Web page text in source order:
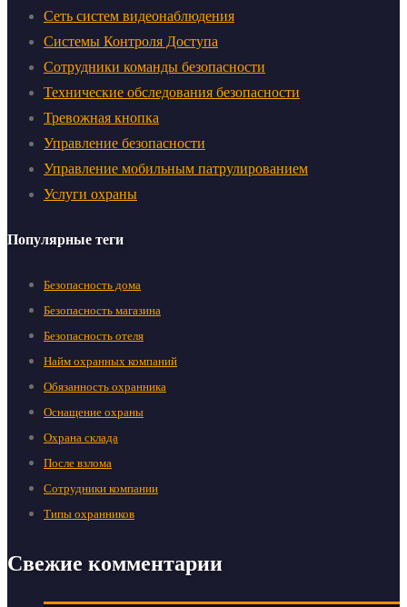
Сеть систем видеонаблюдения
Системы Контроля Доступа
Сотрудники команды безопасности
Технические обследования безопасности
Тревожная кнопка
Управление безопасности
Управление мобильным патрулированием
Услуги охраны
Популярные теги
Безопасность дома
Безопасность магазина
Безопасность отеля
Найм охранных компаний
Обязанность охранника
Оснащение охраны
Охрана склада
После взлома
Сотрудники компании
Типы охранников
Свежие комментарии